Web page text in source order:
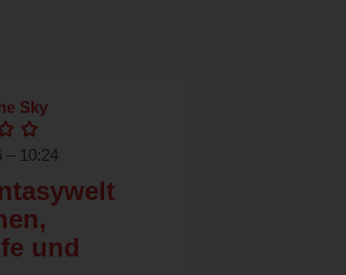
Sky
– 10:24
und